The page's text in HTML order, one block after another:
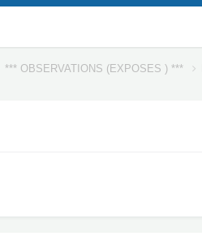
*** OBSERVATIONS (EXPOSES ) ***